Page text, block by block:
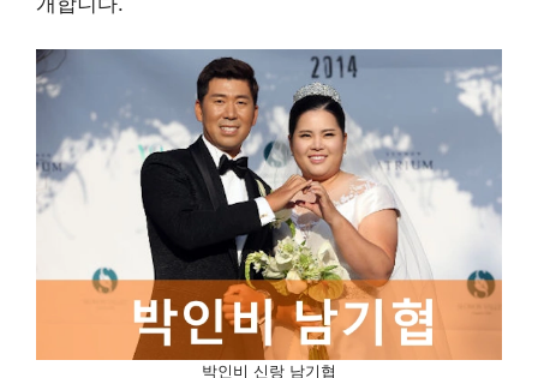
박인비 신랑 남기협